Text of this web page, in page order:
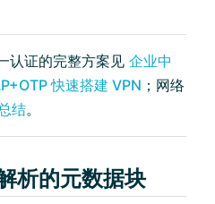
认证的完整方案见 企业中
快速搭建 VPN ；网络
结。
析的元数据块